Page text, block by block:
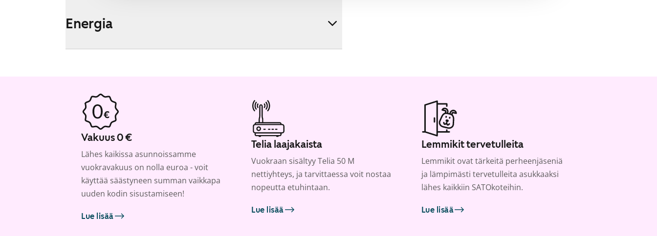
Energia
Vakuus 0 €
Lähes kaikissa asunnoissamme
vuokravakuus on nolla euroa - voit
käyttää säästyneen summan vaikkapa
uuden kodin sisustamiseen!
Lue lisää
Telia laajakaista
Vuokraan sisältyy Telia 50 M
nettiyhteys, ja tarvittaessa voit nostaa
nopeutta etuhintaan.
Lue lisää
Lemmikit tervetulleita
Lemmikit ovat tärkeitä perheenjäseniä
ja lämpimästi tervetulleita asukkaaksi
lähes kaikkiin SATOkoteihin.
Lue lisää